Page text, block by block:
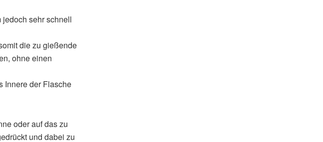
sehr schnell
die zu gießende
ohne einen
Innere der Flasche
oder auf das zu
und dabei zu